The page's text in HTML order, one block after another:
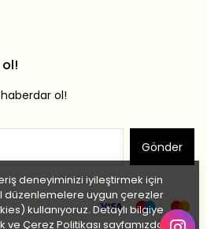
deneyiminizi iyileştirmek için
düzenlemelere uygun çerezler
kullanıyoruz. Detaylı bilgiye
ve Çerez Politikası sayfamızdan
ol!
Gönder